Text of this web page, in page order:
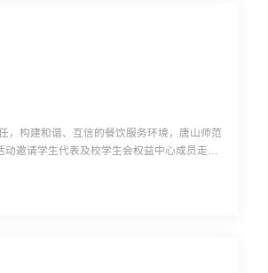
，构建和谐、互信的餐饮服务环境，唐山师范
邀请学生代表及校学生会权益中心成员走进